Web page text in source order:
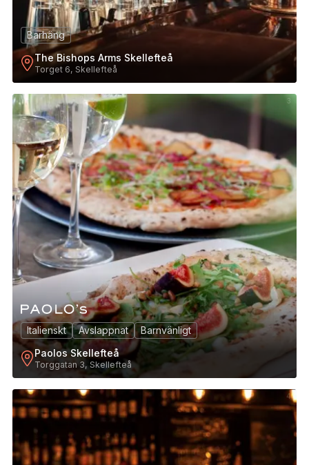
Barhäng
The Bishops Arms Skellefteå
Torget 6, Skellefteå
3
Italienskt Avslappnat
Barnvänligt
Paolos Skellefteå
Torggatan 3, Skellefteå
4